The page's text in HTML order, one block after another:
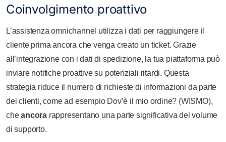
Coinvolgimento proattivo
L’assistenza omnichannel utilizza i dati per raggiungere il
cliente prima ancora che venga creato un ticket. Grazie
all’integrazione con i dati di spedizione, la tua piattaforma può
inviare notifiche proattive su potenziali ritardi. Questa
strategia riduce il numero di richieste di informazioni da parte
dei clienti, come ad esempio Dov’è il mio ordine? (WISMO),
cheancora rappresentano una parte significativa del volume
di supporto.